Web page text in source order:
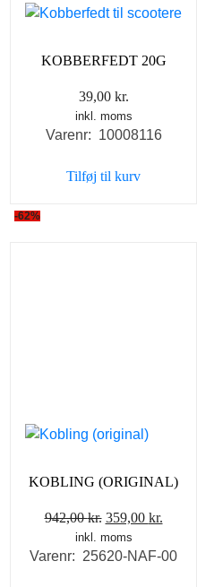
KOBBERFEDT 20G
39,00 kr.
inkl. moms
Varenr: 10008116
Tilføj til kurv
-62%
KOBLING (ORIGINAL)
942,00kr. Den
oprindelige
pris
359,00 kr.
pris
inkl. moms
Varenr: 25620-NAF-00